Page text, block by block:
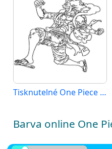
Tisknutelné One Piece Obrázek
Barva online One